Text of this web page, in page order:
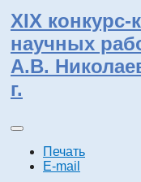
XIX
научных
А.В.
г.
Печать
E-mail